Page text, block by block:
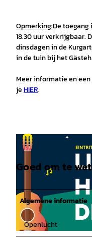
Opmerking:De
18.30 uur verkrijgbaar.
dinsdagen in de
in de tuin bij het
Meer informatie en
jeHIER.
© Wangerland Touristik GmbH |CC-
Goed om te
Algemene informatie
Openlucht